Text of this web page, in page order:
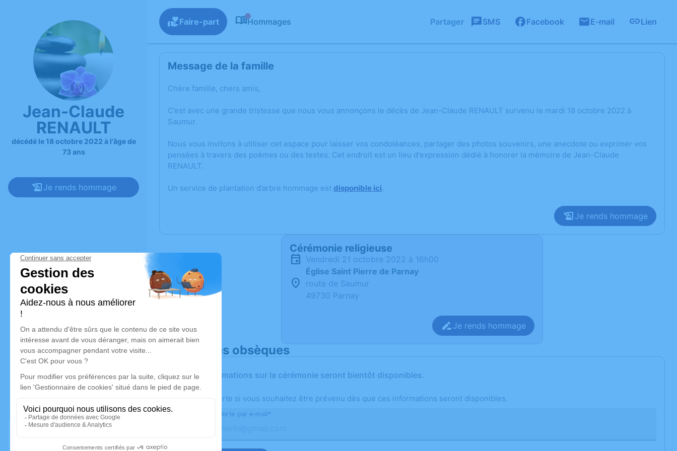
Jean-Claude
RENAULT
décédé le 18 octobre 2022 à l'âge de
73 ans
Je rends hommage
Faire-part Hommages Partager SMS Facebook E-mail Lien
Message de la famille
Chère famille, chers amis,
C’est avec une grande tristesse que nous vous annonçons le décès de Jean-Claude RENAULT survenu le mardi 18 octobre 2022 à
Saumur.
Nous vous invitons à utiliser cet espace pour laisser vos condoléances, partager des photos souvenirs, une anecdote ou exprimer vos
pensées à travers des poèmes ou des textes. Cet endroit est un lieu d'expression dédié à honorer la mémoire de Jean-Claude
RENAULT.
Un service de plantation d’arbre hommage est disponible ici.
Je rends hommage
Cérémonie religieuse
vendredi 21 octobre 2022 à 16h00
Église Saint Pierre de Parnay
route de Saumur
49730 Parnay
Je rends hommage
Déroulé des obsèques
Les informations sur la cérémonie seront bientôt disponibles.
Activez une alerte si vous souhaitez être prévenu dès que ces informations seront disponibles.
Recevoir une alerte par e-mail*